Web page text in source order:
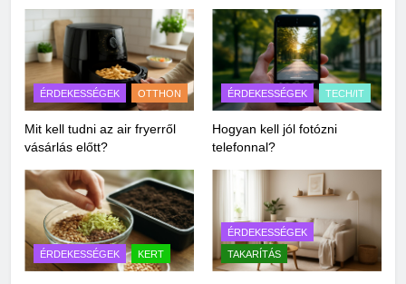
ÉRDEKESSÉGEK OTTHON
Mit kell tudni az air fryerről
vásárlás előtt?
ÉRDEKESSÉGEK TECH/IT
Hogyan kell jól fotózni
telefonnal?
ÉRDEKESSÉGEK KERT
ÉRDEKESSÉGEK
TAKARÍTÁS